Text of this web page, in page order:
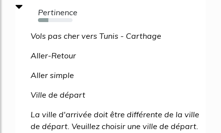
Pertinence
30%
Vols pas cher vers Tunis - Carthage
Aller-Retour
Aller simple
Ville de départ
La ville d'arrivée doit être différente de la ville
de départ. Veuillez choisir une ville de départ.